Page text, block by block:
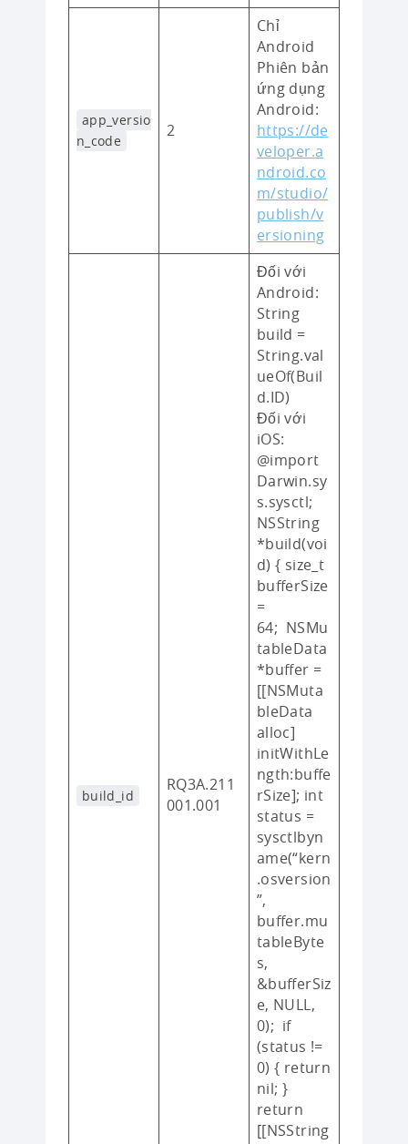
app_versio
n_code
2
Chỉ
Android
Phiên bản
ứng dụng
Android:
https://de
veloper.a
ndroid.co
m/studio/
publish/v
ersioning
build_id
RQ3A.211
001.001
Đối với
Android:
String
build =
String.val
ueOf(Buil
d.ID)
Đối với
iOS:
@import
Darwin.sy
s.sysctl;
NSString
*build(voi
d) { size_t
bufferSize
=
64; NSMu
tableData
*buffer =
[[NSMuta
bleData
alloc]
initWithLe
ngth:buffe
rSize]; int
status =
sysctlbyn
ame(“kern
.osversion
”,
buffer.mu
tableByte
s,
&bufferSiz
e, NULL,
0); if
(status !=
0) { return
nil; }
return
[[NSString